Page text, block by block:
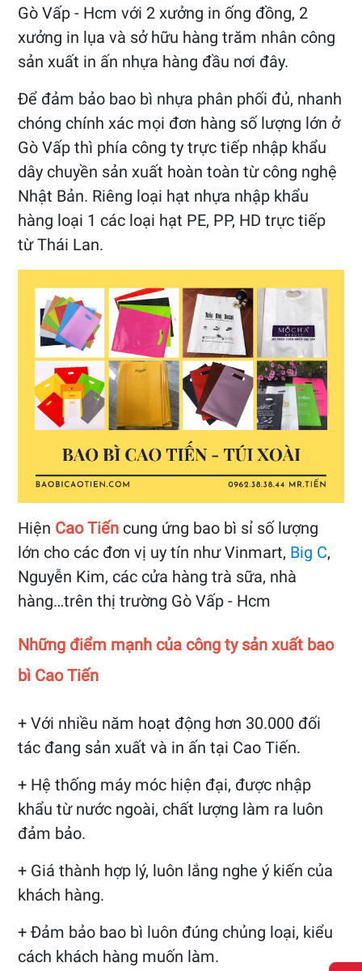
Gò Vấp - Hcm với 2 xưởng in ống đồng, 2
xưởng in lụa và sở hữu hàng trăm nhân công
sản xuất in ấn nhựa hàng đầu nơi đây.
Để đảm bảo bao bì nhựa phân phối đủ, nhanh
chóng chính xác mọi đơn hàng số lượng lớn ở
Gò Vấp thì phía công ty trực tiếp nhập khẩu
dây chuyền sản xuất hoàn toàn từ công nghệ
Nhật Bản. Riêng loại hạt nhựa nhập khẩu
hàng loại 1 các loại hạt PE, PP, HD trực tiếp
từ Thái Lan.
Hiện Cao Tiến cung ứng bao bì sỉ số lượng
lớn cho các đơn vị uy tín như Vinmart, Big C,
Nguyễn Kim, các cửa hàng trà sữa, nhà
hàng…trên thị trường Gò Vấp - Hcm
Những điểm mạnh của công ty sản xuất bao
bì Cao Tiến
+ Với nhiều năm hoạt động hơn 30.000 đối
tác đang sản xuất và in ấn tại Cao Tiến.
+ Hệ thống máy móc hiện đại, được nhập
khẩu từ nước ngoài, chất lượng làm ra luôn
đảm bảo.
+ Giá thành hợp lý, luôn lắng nghe ý kiến của
khách hàng.
+ Đảm bảo bao bì luôn đúng chủng loại, kiểu
cách khách hàng muốn làm.